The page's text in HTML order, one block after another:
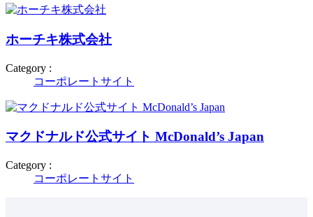
ホーチキ株式会社
Category :
コーポレートサイト
マクドナルド公式サイト McDonald’s Japan
Category :
コーポレートサイト